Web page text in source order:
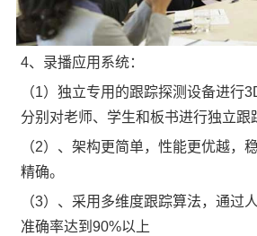
4、录播应用系统：
（1）独立专用的跟踪探测设备进行
分别对老师、学生和板书进行独立跟
（2）、架构更简单，性能更优越，
精确。
（3）、采用多维度跟踪算法，通过
准确率达到90%以上